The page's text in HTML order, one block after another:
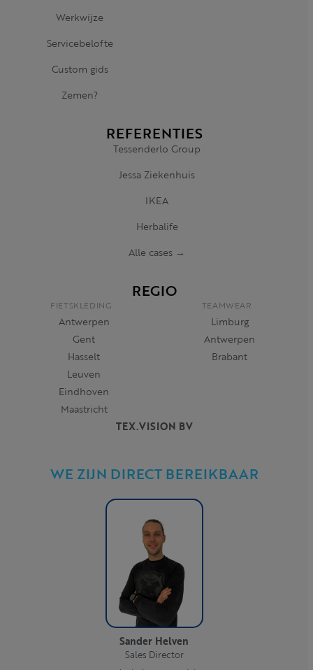
TEX.VISION BV
WE ZIJN DIRECT BEREIKBAAR
Sander Helven
Sales Director
Werkwijze
Servicebelofte
Custom gids
Zemen?
REFERENTIES
Tessenderlo Group
Jessa Ziekenhuis
IKEA
Herbalife
Alle cases →
REGIO
FIETSKLEDING
Antwerpen
Gent
Hasselt
Leuven
Eindhoven
Maastricht
TEAMWEAR
Limburg
Antwerpen
Brabant